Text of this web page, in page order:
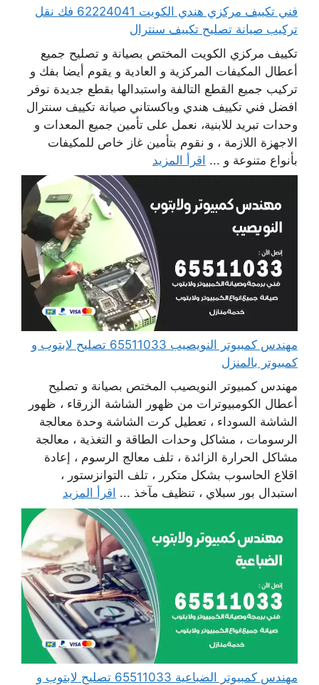
فني تكييف مركزي هندي الكويت 62224041 فك نقل
تركيب صيانة تصليح تكييف سنترال
تكييف مركزي الكويت المختص بصيانة و تصليح جميع
أعطال المكيفات المركزية و العادية و يقوم أيضا بفك و
تركيب جميع القطع التالفة واستبدالها بقطع جديدة نوفر
افضل فني تكييف هندي وباكستاني صيانة تكييف سنترال
وحدات تبريد للابنية، نعمل على تأمين جميع المعدات و
الاجهزة اللازمة ، و نقوم بتأمين غاز خاص للمكيفات
بأنواع متنوعة و ... اقرأ المزيد
مهندس كمبيوتر النويصيب 65511033 تصليح لابتوب و
كمبيوتر بالمنزل
مهندس كمبيوتر النويصيب المختص بصيانة و تصليح
أعطال الكومبيوترات من ظهور الشاشة الزرقاء ، ظهور
الشاشة السوداء ، تعطيل كرت الشاشة وحدة معالجة
الرسومات ، مشاكل وحدات الطاقة و التغذية ، معالجة
مشاكل الحرارة الزائدة ، تلف معالج الرسوم ، إعادة
اقلاع الحاسوب بشكل متكرر ، تلف التوانزستور ،
استبدال بور سبلاي ، تنظيف مآخذ ... اقرأ المزيد
مهندس كمبيوتر الضباعية 65511033 تصليح لابتوب و